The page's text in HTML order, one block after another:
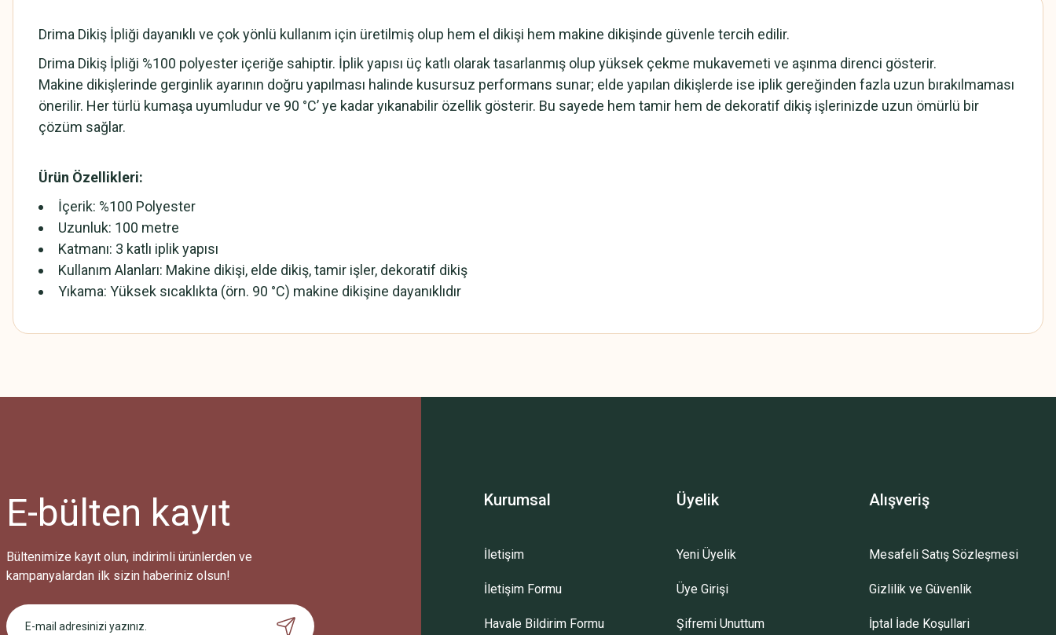
Drima Dikiş İpliği dayanıklı ve çok yönlü kullanım için üretilmiş olup hem el dikişi hem makine dikişinde güvenle tercih edilir.
Drima Dikiş İpliği %100 polyester içeriğe sahiptir. İplik yapısı üç katlı olarak tasarlanmış olup yüksek çekme mukavemeti ve aşınma direnci gösterir.
Makine dikişlerinde gerginlik ayarının doğru yapılması halinde kusursuz performans sunar; elde yapılan dikişlerde ise iplik gereğinden fazla uzun bırakılmaması
önerilir. Her türlü kumaşa uyumludur ve 90 °C’ ye kadar yıkanabilir özellik gösterir. Bu sayede hem tamir hem de dekoratif dikiş işlerinizde uzun ömürlü bir
çözüm sağlar.
Ürün Özellikleri:
İçerik: %100 Polyester
Uzunluk: 100 metre
Katmanı: 3 katlı iplik yapısı
Kullanım Alanları: Makine dikişi, elde dikiş, tamir işler, dekoratif dikiş
Yıkama: Yüksek sıcaklıkta (örn. 90 °C) makine dikişine dayanıklıdır
Bu ürüne ilk yorumu siz yapın!
Bu ürüne benzer farklı alternatifler olmalı.
Gönder
E-bülten kayıt
Bültenimize kayıt olun, indirimli ürünlerden ve
kampanyalardan ilk sizin haberiniz olsun!
Kurumsal
İletişim
İletişim Formu
Havale Bildirim Formu
Üyelik
Yeni Üyelik
Üye Girişi
Şifremi Unuttum
Alışveriş
Mesafeli Satış Sözleşmesi
Gizlilik ve Güvenlik
İptal İade Koşullari